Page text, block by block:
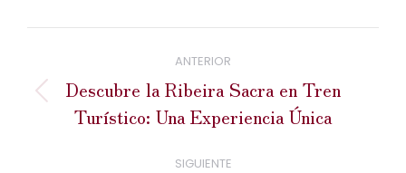
Navegación
ANTERIOR
Publicación
anterior:
Descubre la Ribeira Sacra en Tren
Turístico: Una Experiencia Única
SIGUIENTE